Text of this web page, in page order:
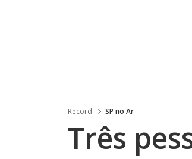
Record SP no Ar
Três